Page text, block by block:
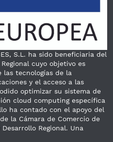
S.L. ha sido beneficiaria del
cuyo objetivo es
las tecnologías de la
y el acceso a las
optimizar su sistema de
cloud computing específica
ha contado con el apoyo del
de la Cámara de Comercio de
Regional. Una